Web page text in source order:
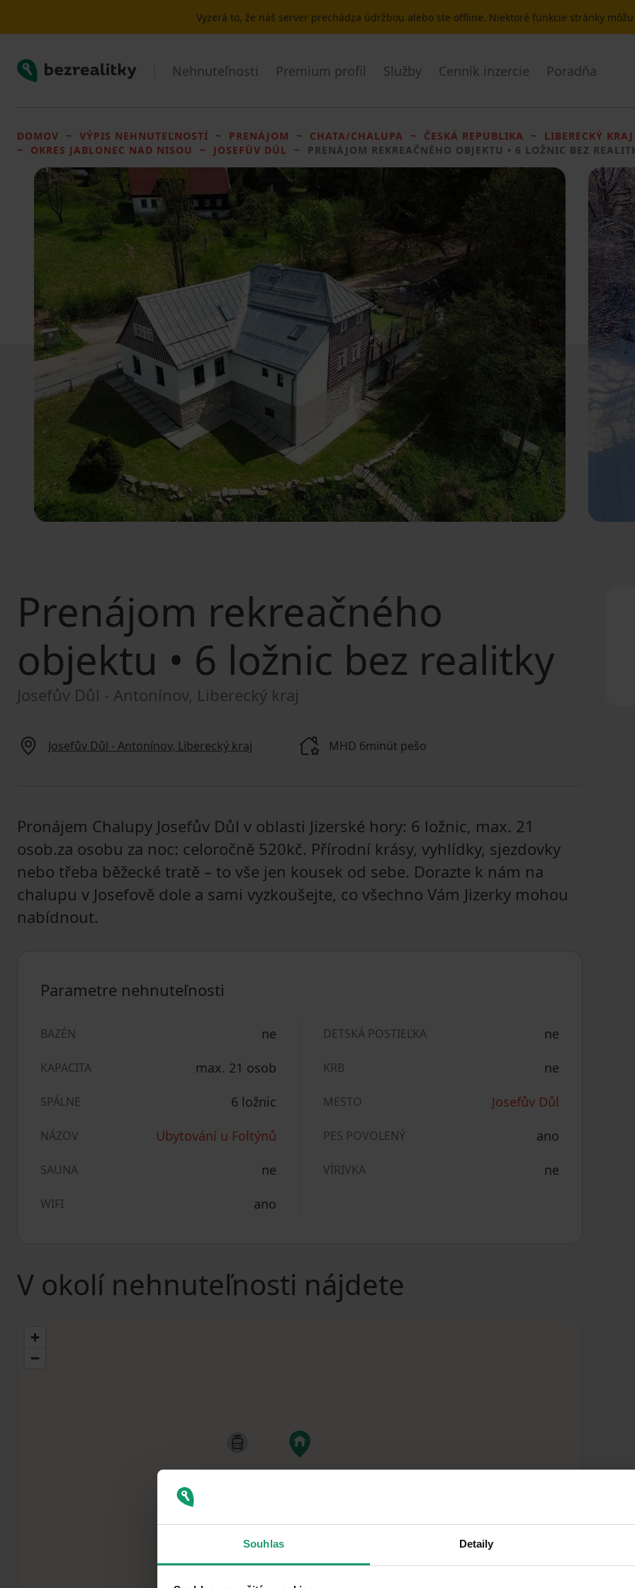
Souhlas Detaily
Vyzerá to, že náš server prechádza údržbou alebo ste offline. Niektoré funkcie stránky
Bezrealitky Nehnuteľnosti Premium profil Služby Cenník inzercie Poradňa
DOMOV VÝPIS NEHNUTEĽNOSTÍ PRENÁJOM CHATA/CHALUPA ČESKÁ REPUBLIKA
LIBERECKÝ KRAJ
OKRES JABLONEC NAD NISOU
JOSEFŮV DŮL PRENÁJOM REKREAČNÉHO OBJEKTU • 6 LOŽNIC BEZ
Prenájom rekreačného
objektu • 6 ložnic bez realitky
Josefův Důl - Antonínov, Liberecký kraj
Josefův Důl - Antonínov, Liberecký kraj MHD 6minút pešo
Pronájem Chalupy Josefův Důl v oblasti Jizerské hory: 6 ložnic, max. 21
osob.za osobu za noc: celoročně 520kč. Přírodní krásy, vyhlídky, sjezdovky
nebo třeba běžecké tratě – to vše jen kousek od sebe. Dorazte k nám na
chalupu v Josefově dole a sami vyzkoušejte, co všechno Vám Jizerky mohou
nabídnout.
Parametre nehnuteľnosti
BAZÉN ne
KAPACITA max. 21 osob
SPÁLNE 6 ložnic
NÁZOV Ubytování u Foltýnů
SAUNA ne
WIFI ano
DETSKÁ POSTIEĽKA ne
KRB ne
MESTO Josefův Důl
PES POVOLENÝ ano
VÍRIVKA ne
V okolí nehnuteľnosti nájdete